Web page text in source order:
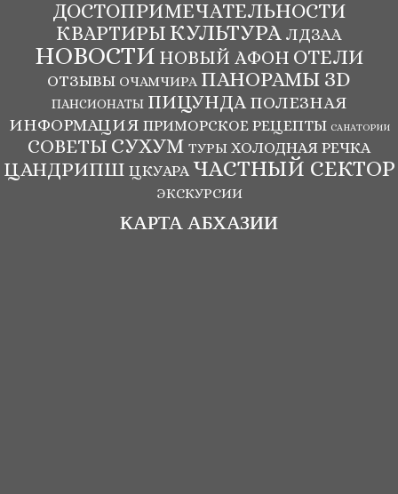
ДОСТОПРИМЕЧАТЕЛЬНОСТИ
КВАРТИРЫ КУЛЬТУРА ЛДЗАА
НОВОСТИ НОВЫЙ АФОН ОТЕЛИ
ОТЗЫВЫ ОЧАМЧИРА ПАНОРАМЫ ЗD
ПАНСИОНАТЫ ПИЦУНДА ПОЛЕЗНАЯ
ИНФОРМАЦИЯ ПРИМОРСКОЕ РЕЦЕПТЫ САНАТОРИИ
СОВЕТЫ СУХУМ ТУРЫ ХОЛОДНАЯ РЕЧКА
ЦАНДРИПШ ЦКУАРА ЧАСТНЫЙ СЕКТОР
ЭКСКУРСИИ
КАРТА АБХАЗИИ